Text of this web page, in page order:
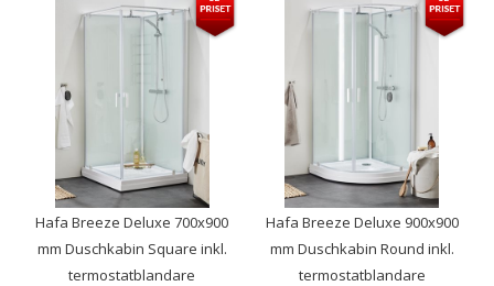
Hafa Breeze Deluxe 700x900
mm Duschkabin Square inkl.
termostatblandare
Hafa Breeze Deluxe 900x900
mm Duschkabin Round inkl.
termostatblandare